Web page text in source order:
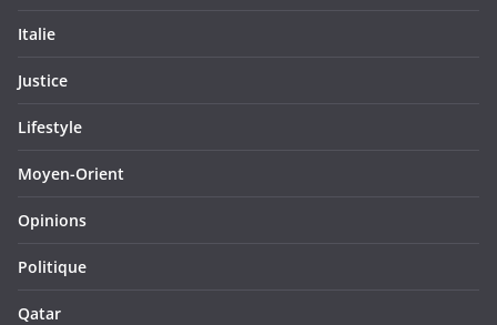
Italie
Justice
Lifestyle
Moyen-Orient
Opinions
Politique
Qatar